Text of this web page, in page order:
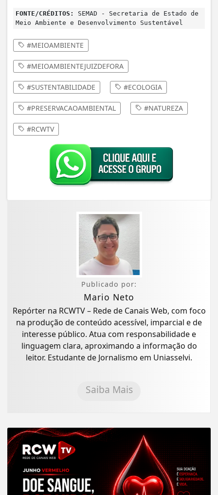
FONTE/CRÉDITOS:
SEMAD - Secretaria de Estado de
Meio Ambiente e Desenvolvimento Sustentável
#MEIOAMBIENTE
#MEIOAMBIENTEJUIZDEFORA
#SUSTENTABILIDADE #ECOLOGIA
#PRESERVACAOAMBIENTAL #NATUREZA
#RCWTV
Publicado por:
Mario Neto
Repórter na RCWTV – Rede de Canais Web, com foco
na produção de conteúdo acessível, imparcial e de
interesse público. Atua com responsabilidade e
linguagem clara, aproximando a informação do
leitor. Estudante de Jornalismo em Uniasselvi.
Saiba Mais